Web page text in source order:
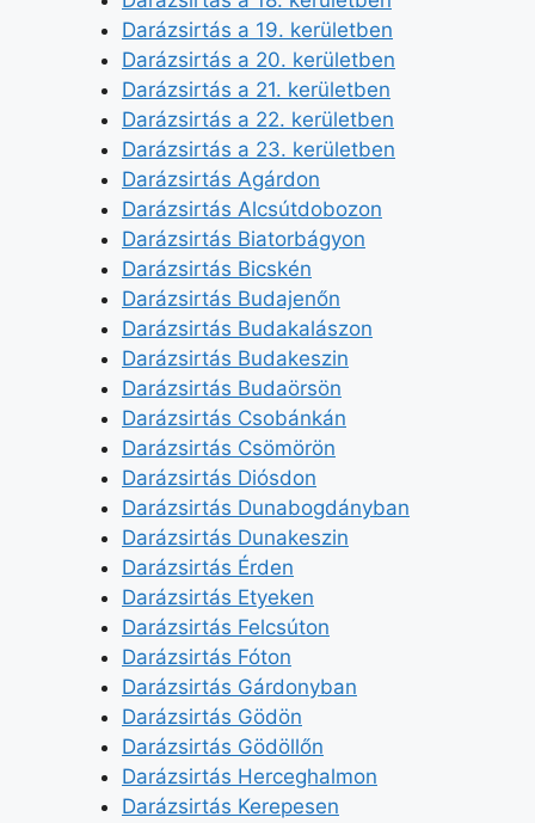
Darázsirtás a 19. kerületben
Darázsirtás a 20. kerületben
Darázsirtás a 21. kerületben
Darázsirtás a 22. kerületben
Darázsirtás a 23. kerületben
Darázsirtás Agárdon
Darázsirtás Alcsútdobozon
Darázsirtás Biatorbágyon
Darázsirtás Bicskén
Darázsirtás Budajenőn
Darázsirtás Budakalászon
Darázsirtás Budakeszin
Darázsirtás Budaörsön
Darázsirtás Csobánkán
Darázsirtás Csömörön
Darázsirtás Diósdon
Darázsirtás Dunabogdányban
Darázsirtás Dunakeszin
Darázsirtás Érden
Darázsirtás Etyeken
Darázsirtás Felcsúton
Darázsirtás Fóton
Darázsirtás Gárdonyban
Darázsirtás Gödön
Darázsirtás Gödöllőn
Darázsirtás Herceghalmon
Darázsirtás Kerepesen